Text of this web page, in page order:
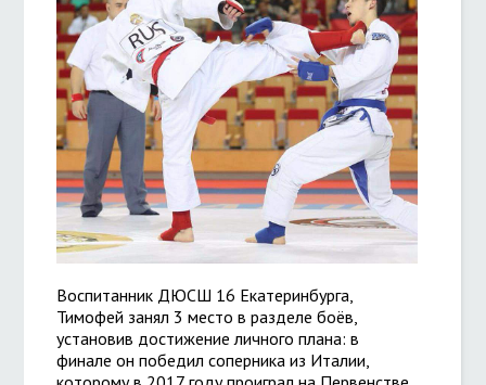
Воспитанник ДЮСШ 16 Екатеринбурга,
Тимофей занял 3 место в разделе боёв,
установив достижение личного плана: в
финале он победил соперника из Италии,